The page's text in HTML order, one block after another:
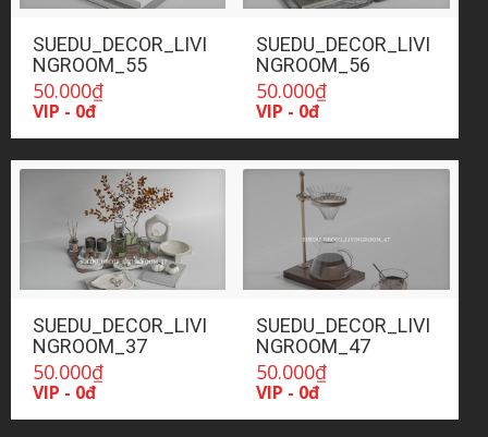
SUEDU_DECOR_LIVI
NGROOM_55
50.000₫
VIP - 0đ
SUEDU_DECOR_LIVI
NGROOM_56
50.000₫
VIP - 0đ
SUEDU_DECOR_LIVI
NGROOM_37
50.000₫
VIP - 0đ
SUEDU_DECOR_LIVI
NGROOM_47
50.000₫
VIP - 0đ